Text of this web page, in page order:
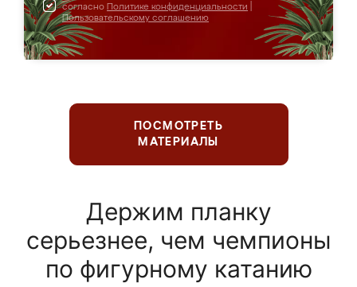
согласно Политике конфиденциальности
Пользовательскому соглашению
ПОСМОТРЕТЬ
МАТЕРИАЛЫ
Держим планку
серьезнее, чем чемпионы
по фигурному катанию